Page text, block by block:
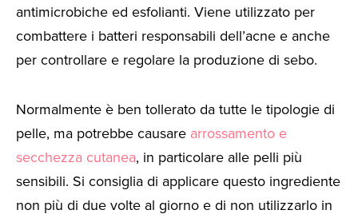
antimicrobiche ed esfolianti. Viene utilizzato per
combattere i batteri responsabili dell’acne e anche
per controllare e regolare la produzione di sebo.
Normalmente è ben tollerato da tutte le tipologie di
pelle, ma potrebbe causare arrossamento e
secchezza cutanea, in particolare alle pelli più
sensibili. Si consiglia di applicare questo ingrediente
non più di due volte al giorno e di non utilizzarlo in